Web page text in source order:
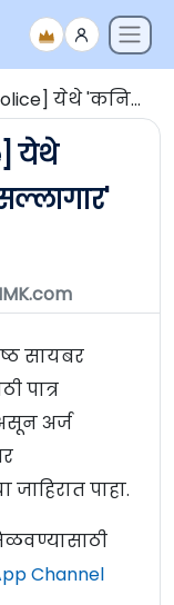
सल्लागार' पदांच्या जागा
येथे
सायबर
पात्र
अर्ज
पाहा.
Channel